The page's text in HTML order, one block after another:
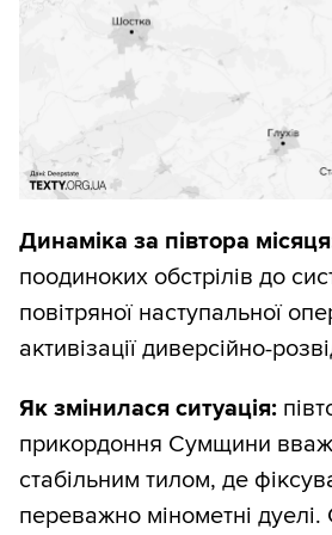
зверху ми дивимося на те,
швидко змінюється
територіями (через нахил
інтервал часу);
знизу дивимося на те,
тиждень).
Така комбінація дає
побачити суть, не
І ще один дуже важливий
одразу бачите різні фази
протягом усієї війни.
Динаміка за півтора
поодиноких обстрілів до
повітряної наступальної
активізації диверсійно-
Як змінилася ситуація:
прикордоння Сумщини
стабільним тилом, де
переважно мінометні